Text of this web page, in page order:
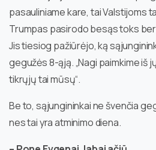
pasauliniame kare, tai Valstijoms
Trumpas pasirodo besąs toks
Jis tiesiog pažiūrėjo, ką
gegužės 8-ąją. „Nagi paimkime iš
tikrųjų tai mūsų“.
Be to, sąjungininkai ne švenčia
nes tai yra atminimo diena.